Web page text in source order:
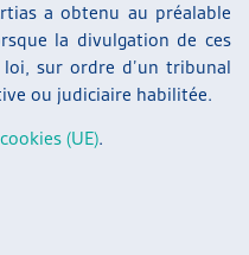
a obtenu au préalable
la divulgation de ces
sur ordre d’un tribunal
ou judiciaire habilitée.
(UE).